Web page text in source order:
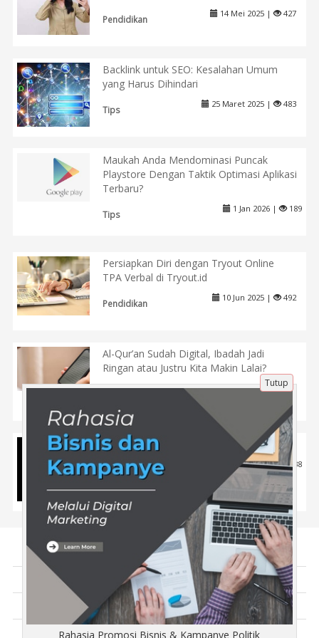
Pendidikan
14 Mei 2025 | 427
Backlink untuk SEO: Kesalahan Umum
yang Harus Dihindari
Tips
25 Maret 2025 | 483
Maukah Anda Mendominasi Puncak
Playstore Dengan Taktik Optimasi Aplikasi
Terbaru?
Tips
1 Jan 2026 | 189
Persiapkan Diri dengan Tryout Online
TPA Verbal di Tryout.id
Pendidikan
10 Jun 2025 | 492
Al-Qur’an Sudah Digital, Ibadah Jadi
Ringan atau Justru Kita Makin Lalai?
5 Jan 2026 | 184
Sabun Cuci Muka Jerawat Untuk Remaja
Kecantikan
29 Jun 2024 | 938
Tentang Kami
Artikel
Disclaimer
Tutup
Rahasia Promosi Bisnis & Kampanye Politik